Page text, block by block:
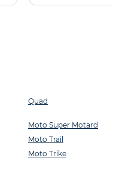
Quad
Moto Super Motard
Moto Trail
Moto Trike